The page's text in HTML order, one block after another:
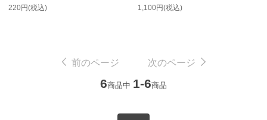
220円(税込) 1,100円(税込)
前のページ 次のページ
6商品中 1-6商品